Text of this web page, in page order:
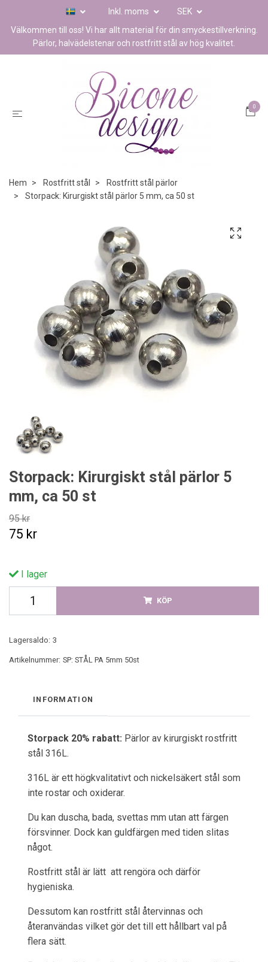
Inkl. moms
SEK
Välkommen till oss! Vi har allt material för din smyckestillverkning.
Pärlor, halvädelstenar och rostfritt stål av hög kvalitet.
0
Hem Rostfritt stål
Rostfritt stål pärlor
Storpack: Kirurgiskt stål pärlor 5 mm, ca 50 st
Storpack: Kirurgiskt stål pärlor 5
mm, ca 50 st
95 kr
75 kr
I lager
KÖP
Lagersaldo: 3
Artikelnummer: SP: STÅL PA 5mm 50st
INFORMATION
Storpack 20% rabatt: Pärlor av kirurgiskt rostfritt
stål 316L.
316L är ett högkvalitativt och nickelsäkert stål som
inte rostar och oxiderar.
Du kan duscha, bada, svettas mm utan att färgen
försvinner. Dock kan guldfärgen med tiden slitas
något.
Rostfritt stål är lätt att rengöra och därför
hygieniska.
Dessutom kan rostfritt stål återvinnas och
återanvändas vilket gör det till ett hållbart val på
flera sätt.